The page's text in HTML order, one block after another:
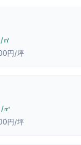
/㎡
円/坪
/㎡
円/坪